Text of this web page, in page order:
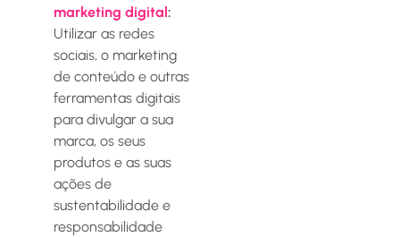
marketing digital:
Utilizar as redes
sociais, o marketing
de conteúdo e outras
ferramentas digitais
para divulgar a sua
marca, os seus
produtos e as suas
ações de
sustentabilidade e
responsabilidade